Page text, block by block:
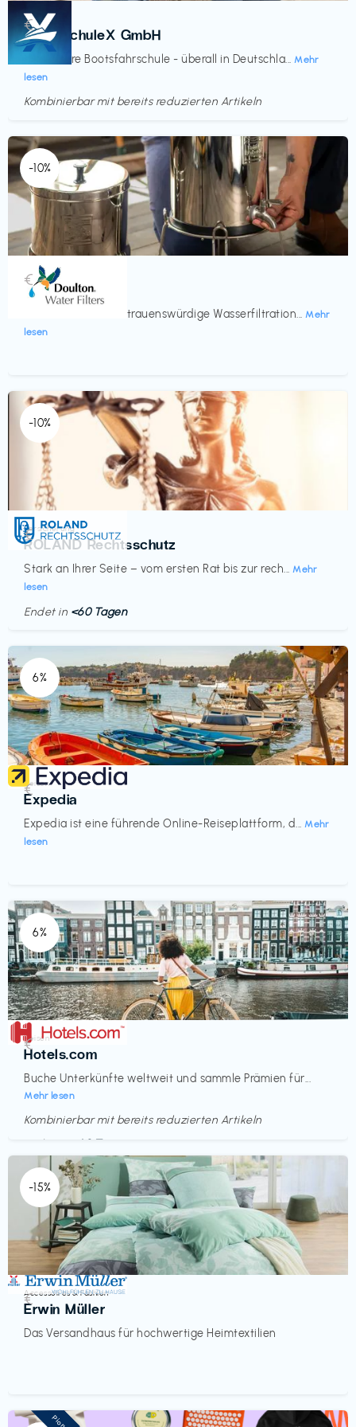
Kurse
BootsschuleX GmbH
Deine faire Bootsfahrschule - überall in Deutschla... Mehr
lesen
€‎
Kombinierbar mit bereits reduzierten Artikeln
-10%
Küche & Haushalt
Doulton
Seit 200 Jahren vertrauenswürdige Wasserfiltration... Mehr
lesen
€‎
-10%
Versicherung
ROLAND Rechtsschutz
Stark an Ihrer Seite – vom ersten Rat bis zur rech... Mehr
lesen
€‎
Endet in <60 Tagen
6%
Reisen
Expedia
Expedia ist eine führende Online-Reiseplattform, d... Mehr
lesen
€‎
6%
Reisen
Hotels.com
Buche Unterkünfte weltweit und sammle Prämien für...
Mehr lesen
€‎
Kombinierbar mit bereits reduzierten Artikeln
Endet in
<60 Tagen
-15%
Accessoires & Fashion
Erwin Müller
Das Versandhaus für hochwertige Heimtextilien
€‎